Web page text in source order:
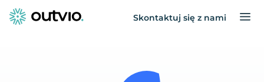
Skontaktuj się z nami